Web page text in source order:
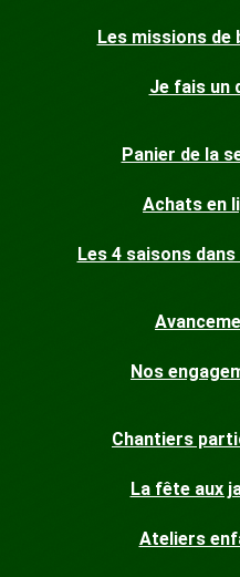
Les missions de
Je fais un
Panier de la
Achats en
Les 4 saisons
Nos
Chantiers
La fête aux
Ateliers